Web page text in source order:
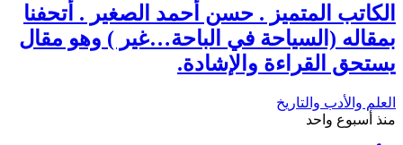
الكاتب المتميز . حسن أحمد الصغير . أتحفنا
بمقاله (السياحة في الباحة…غير ) وهو مقال
يستحق القراءة والإشادة.
العلم والأدب والتاريخ
منذ أسبوع واحد